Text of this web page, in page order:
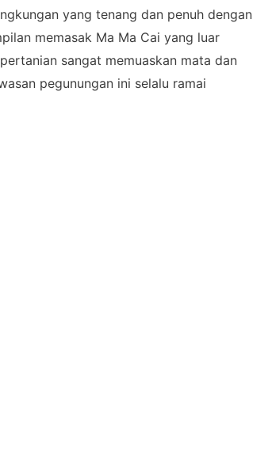
yang tenang dan penuh dengan
memasak Ma Ma Cai yang luar
sangat memuaskan mata dan
pegunungan ini selalu ramai